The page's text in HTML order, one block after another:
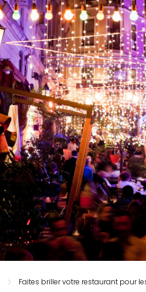
Faites briller votre restaurant pour